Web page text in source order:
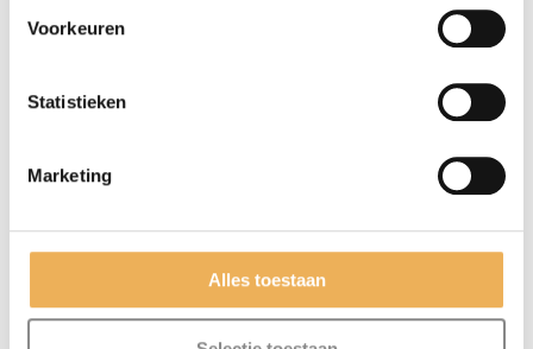
Voorkeuren
Statistieken
Marketing
Alles toestaan
€32.02 €2.68 - €30.50Prijsklasse:
tot